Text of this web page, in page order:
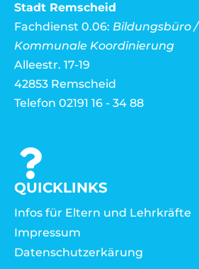
Stadt Remscheid
Fachdienst 0.06: Bildungsbüro /
Kommunale Koordinierung
Alleestr. 17-19
42853 Remscheid
Telefon 02191 16 - 34 88
QUICKLINKS
Infos für Eltern und Lehrkräfte
Impressum
Datenschutzerkärung